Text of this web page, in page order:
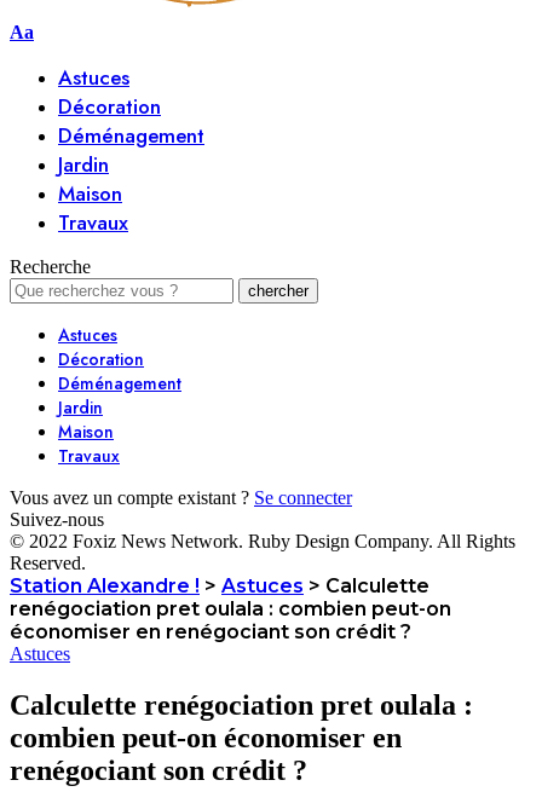
Aa
Astuces
Décoration
Déménagement
Jardin
Maison
Travaux
Recherche
Astuces
Décoration
Déménagement
Jardin
Maison
Travaux
Vous avez un compte existant ? Se connecter
Suivez-nous
© 2022 Foxiz News Network. Ruby Design Company. All Rights
Reserved.
Station Alexandre ! > Astuces > Calculette
renégociation pret oulala : combien peut-on
économiser en renégociant son crédit ?
Astuces
Calculette renégociation pret oulala :
combien peut-on économiser en
renégociant son crédit ?